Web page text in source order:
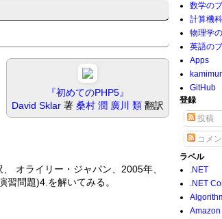
『初めてのPHP5』
David Sklar著 桑村 潤 廣川 類翻訳
オライリー・ジャパン、2005年、
問題)4.を解いてみる。
数学の
計算機
物理学
英語の
Apps
GitHub
登録
投稿
コメン
ラベル
.NET
.NET
Amazon